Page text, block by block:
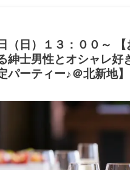
康的なオシャレ男
優しさのある大人
定ビッグパーティ
ティー♪＠
（日）１３：００～
紳士男性とオシャレ好
パーティー♪＠北新地】